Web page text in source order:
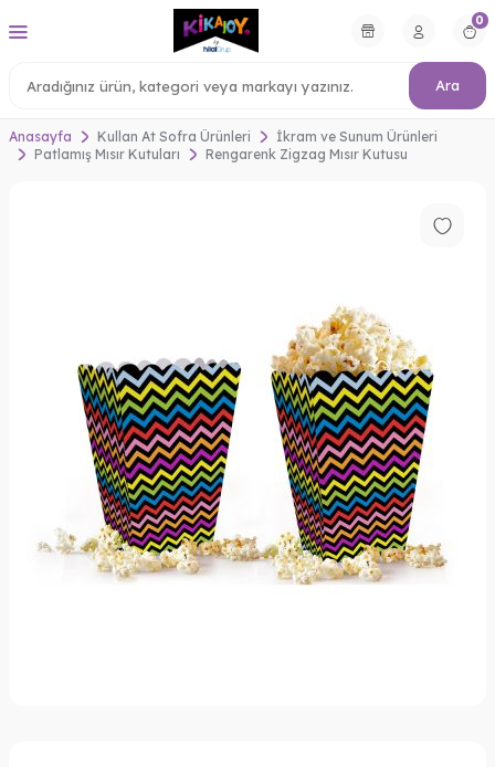
Ara
0
Anasayfa Kullan At Sofra Ürünleri
İkram ve Sunum Ürünleri
Patlamış Mısır Kutuları
Rengarenk Zigzag Mısır Kutusu